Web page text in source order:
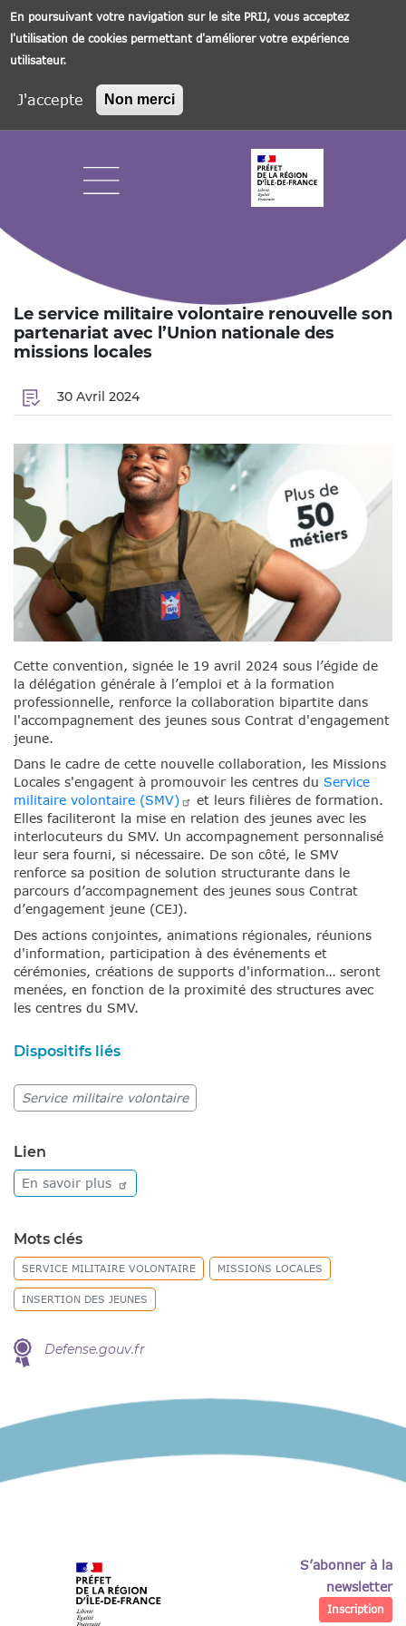
En poursuivant votre navigation sur le site PRIJ, vous acceptez
l'utilisation de cookies permettant d'améliorer votre expérience
utilisateur.
J'accepte Non merci
Le service militaire volontaire renouvelle son
partenariat avec l’Union nationale des
missions locales
30 Avril 2024
Cette convention, signée le 19 avril 2024 sous l’égide de
la délégation générale à l’emploi et à la formation
professionnelle, renforce la collaboration bipartite dans
l'accompagnement des jeunes sous Contrat d'engagement
jeune.
Dans le cadre de cette nouvelle collaboration, les Missions
Locales s'engagent à promouvoir les centres du Service
militaire volontaire (SMV)
et leurs filières de formation.
Elles faciliteront la mise en relation des jeunes avec les
interlocuteurs du SMV. Un accompagnement personnalisé
leur sera fourni, si nécessaire. De son côté, le SMV
renforce sa position de solution structurante dans le
parcours d’accompagnement des jeunes sous Contrat
d’engagement jeune (CEJ).
Des actions conjointes, animations régionales, réunions
d'information, participation à des événements et
cérémonies, créations de supports d'information… seront
menées, en fonction de la proximité des structures avec
les centres du SMV.
Dispositifs liés
Service militaire volontaire
Lien
En savoir plus
Mots clés
SERVICE MILITAIRE VOLONTAIRE MISSIONS LOCALES
INSERTION DES JEUNES
Defense.gouv.fr
S’abonner à la
newsletter
Inscription